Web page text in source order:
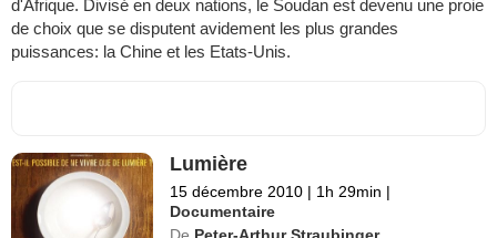
d'Afrique. Divisé en deux nations, le Soudan est devenu une proie
de choix que se disputent avidement les plus grandes
puissances: la Chine et les Etats-Unis.
Lumière
15 décembre 2010 | 1h 29min |
Documentaire
De Peter-Arthur Straubinger